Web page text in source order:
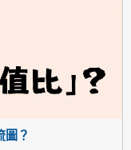
圖？